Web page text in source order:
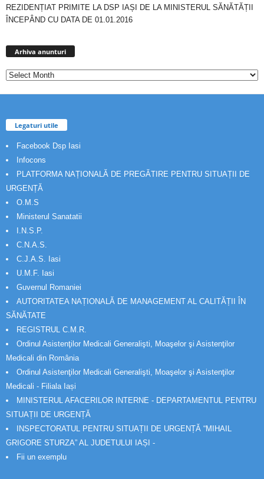
REZIDENȚIAT PRIMITE LA DSP IAȘI DE LA MINISTERUL SĂNĂTĂȚII
ÎNCEPÂND CU DATA DE 01.01.2016
Arhiva anunturi
Legaturi utile
Facebook Dsp Iasi
Infocons
PLATFORMA NAȚIONALĂ DE PREGĂTIRE PENTRU SITUAȚII DE
URGENȚĂ
O.M.S
Ministerul Sanatatii
I.N.S.P.
C.N.A.S.
C.J.A.S. Iasi
U.M.F. Iasi
Guvernul Romaniei
AUTORITATEA NAȚIONALĂ DE MANAGEMENT AL CALITĂȚII ÎN
SĂNĂTATE
REGISTRUL C.M.R.
Ordinul Asistenţilor Medicali Generalişti, Moaşelor şi Asistenţilor
Medicali din România
Ordinul Asistenţilor Medicali Generalişti, Moaşelor şi Asistenţilor
Medicali - Filiala Iași
MINISTERUL AFACERILOR INTERNE - DEPARTAMENTUL PENTRU
SITUAȚII DE URGENȚĂ
INSPECTORATUL PENTRU SITUAȚII DE URGENȚĂ “MIHAIL
GRIGORE STURZA” AL JUDETULUI IAȘI -
Fii un exemplu